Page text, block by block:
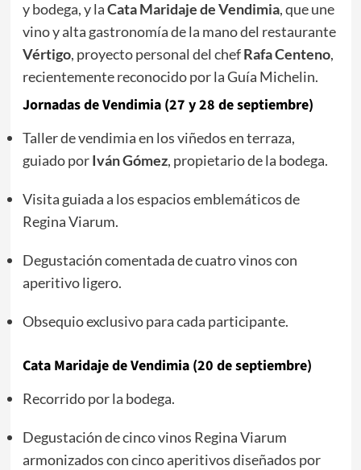
y bodega, y laCata Maridaje de Vendimia, que une
vino y alta gastronomía de la mano del restaurante
Vértigo, proyecto personal del chefRafa Centeno,
recientemente reconocido por la Guía Michelin.
Jornadas de Vendimia (27 y 28 de septiembre)
Taller de vendimia en los viñedos en terraza,
guiado porIván Gómez, propietario de la bodega.
Visita guiada a los espacios emblemáticos de
Regina Viarum.
Degustación comentada de cuatro vinos con
aperitivo ligero.
Obsequio exclusivo para cada participante.
Cata Maridaje de Vendimia (20 de septiembre)
Recorrido por la bodega.
Degustación de cinco vinos Regina Viarum
armonizados con cinco aperitivos diseñados por